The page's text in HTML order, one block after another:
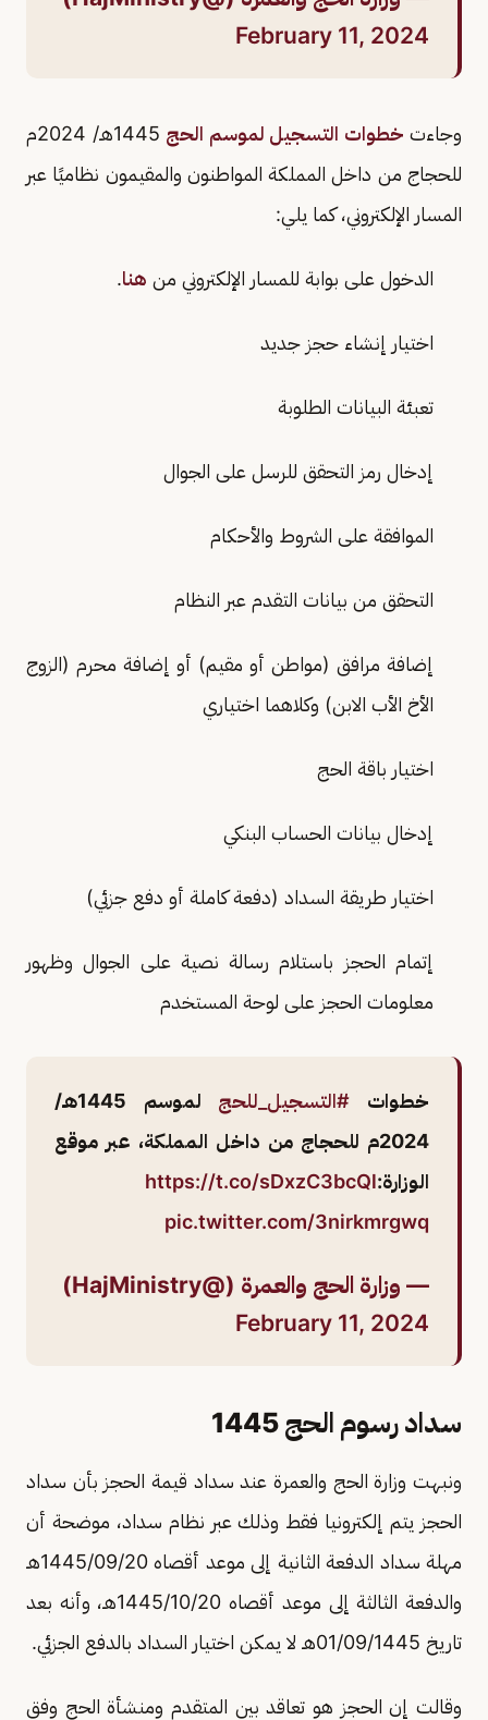
February 11, 2024
وجاءت خطوات التسجيل لموسم الحج
1445هـ/ 2024م
للحجاج من داخل المملكة المواطنون والمقيمون نظاميًا عبر
المسار الإلكتروني، كما يلي:
الدخول على بوابة للمسار الإلكتروني من هنا.
اختيار إنشاء حجز جديد
تعبئة البيانات الطلوبة
إدخال رمز التحقق للرسل على الجوال
الموافقة على الشروط والأحكام
التحقق من بيانات التقدم عبر النظام
إضافة مرافق (مواطن أو مقيم) أو إضافة محرم (الزوج
الأخ الأب الابن) وكلاهما اختياري
اختیار باقة الحج
إدخال بيانات الحساب البنكي
اختيار طريقة السداد (دفعة كاملة أو دفع جزئي)
إتمام الحجز باستلام رسالة نصية على الجوال وظهور
معلومات الحجز على لوحة المستخدم
خطوات #التسجيل_للحج
لموسم 1445هـ/
2024م للحجاج من داخل المملكة، عبر موقع
الوزارة:https://t.co/sDxzC3bcQl
pic.twitter.com/3nirkmrgwq
— وزارة الحج والعمرة (@HajMinistry)
February 11, 2024
سداد رسوم الحج 1445
ونبهت وزارة الحج والعمرة عند سداد قيمة الحجز بأن سداد
الحجز يتم إلكترونيا فقط وذلك عبر نظام سداد، موضحة أن
مهلة سداد الدفعة الثانية إلى موعد أقصاه 1445/09/20هـ
والدفعة الثالثة إلى موعد أقصاه 1445/10/20هـ، وأنه بعد
تاريخ 01/09/1445هـ لا يمكن اختيار السداد بالدفع الجزئي.
وقالت إن الحجز هو تعاقد بين المتقدم ومنشأة الحج وفق